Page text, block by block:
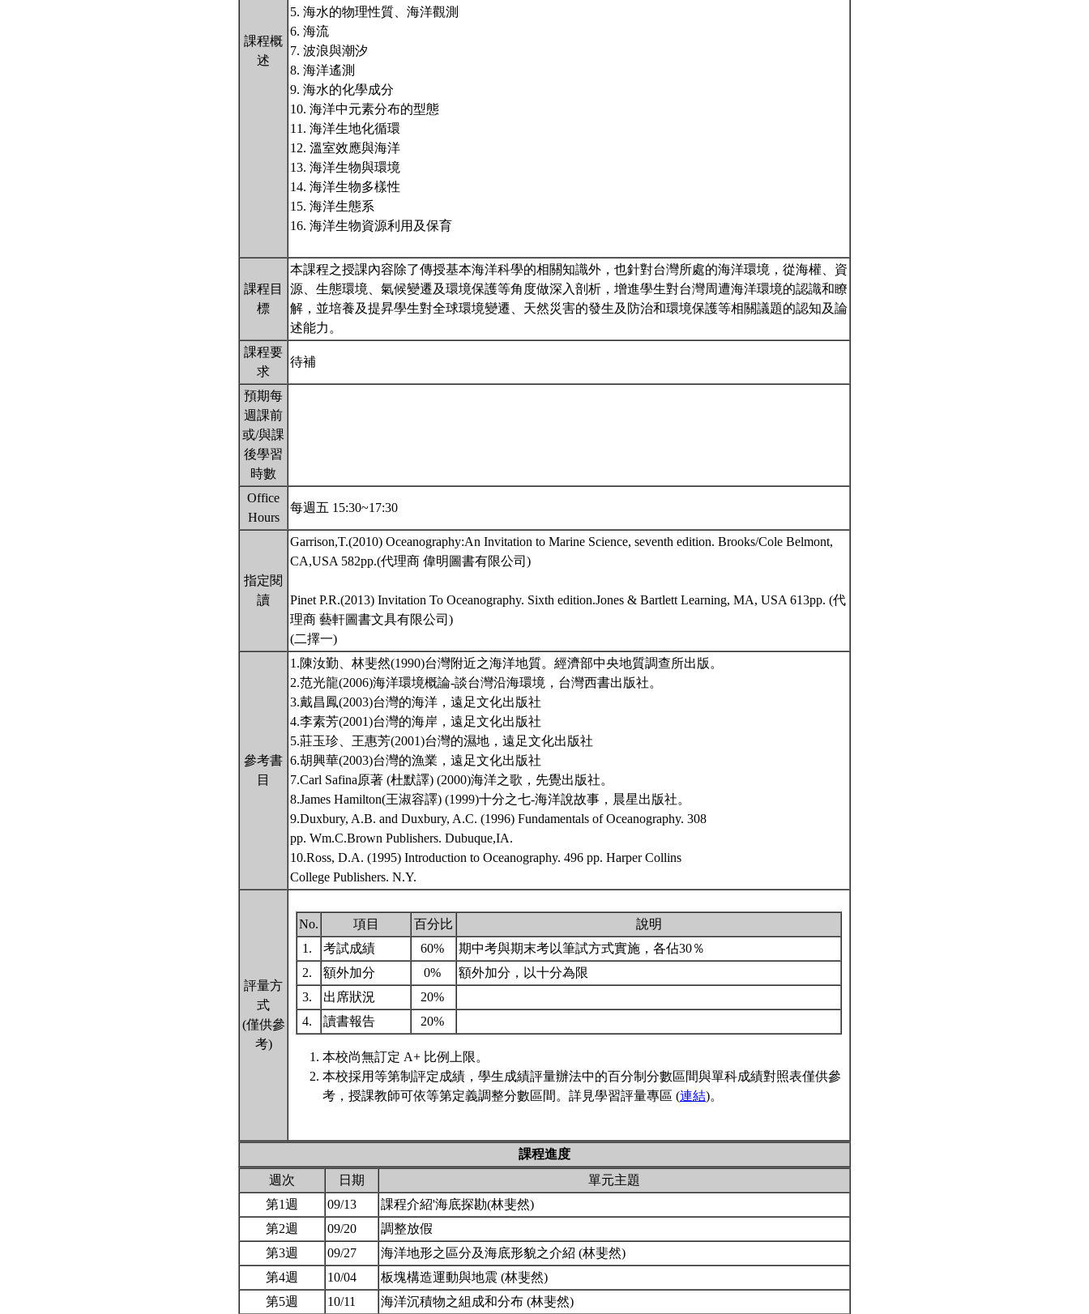
課程概
述
5. 海水的物理性質、海洋觀測
6. 海流
7. 波浪與潮汐
8. 海洋遙測
9. 海水的化學成分
10. 海洋中元素分布的型態
11. 海洋生地化循環
12. 溫室效應與海洋
13. 海洋生物與環境
14. 海洋生物多樣性
15. 海洋生態系
16. 海洋生物資源利用及保育
課程目
標
本課程之授課內容除了傳授基本海洋科學的相關知識外，也針對台灣所處的海洋環境，從海權、資
源、生態環境、氣候變遷及環境保護等角度做深入剖析，增進學生對台灣周遭海洋環境的認識和瞭
解，並培養及提昇學生對全球環境變遷、天然災害的發生及防治和環境保護等相關議題的認知及論
述能力。
課程要
求
待補
預期每
週課前
或/與課
後學習
時數
Office
Hours
每週五 15:30~17:30
指定閱
讀
Garrison,T.(2010) Oceanography:An Invitation to Marine Science, seventh edition. Brooks/Cole Belmont,
CA,USA 582pp.(代理商 偉明圖書有限公司)
Pinet P.R.(2013) Invitation To Oceanography. Sixth edition.Jones & Bartlett Learning, MA, USA 613pp. (代
理商 藝軒圖書文具有限公司)
(二擇一)
參考書
目
1.陳汝勤、林斐然(1990)台灣附近之海洋地質。經濟部中央地質調查所出版。
2.范光龍(2006)海洋環境概論-談台灣沿海環境，台灣西書出版社。
3.戴昌鳳(2003)台灣的海洋，遠足文化出版社
4.李素芳(2001)台灣的海岸，遠足文化出版社
5.莊玉珍、王惠芳(2001)台灣的濕地，遠足文化出版社
6.胡興華(2003)台灣的漁業，遠足文化出版社
7.Carl Safina原著 (杜默譯) (2000)海洋之歌，先覺出版社。
8.James Hamilton(王淑容譯) (1999)十分之七-海洋說故事，晨星出版社。
9.Duxbury, A.B. and Duxbury, A.C. (1996) Fundamentals of Oceanography. 308
pp. Wm.C.Brown Publishers. Dubuque,IA.
10.Ross, D.A. (1995) Introduction to Oceanography. 496 pp. Harper Collins
College Publishers. N.Y.
評量方
式
(僅供參
考)
No. 項目 百分比
說明
1.
考試成績 60%
期中考與期末考以筆試方式實施，各佔30％
2.
額外加分 0%
額外加分，以十分為限
3.
出席狀況
20%
4.
讀書報告 20%
本校尚無訂定 A+ 比例上限。
本校採用等第制評定成績，學生成績評量辦法中的百分制分數區間與單科成績對照表僅供參
考，授課教師可依等第定義調整分數區間。詳見學習評量專區 (連結)。
課程進度
週次
日期
單元主題
第1週
09/13
課程介紹'海底探勘(林斐然)
第2週
09/20
調整放假
第3週
09/27
海洋地形之區分及海底形貌之介紹 (林斐然)
第4週
10/04
板塊構造運動與地震 (林斐然)
第5週
10/11 海洋沉積物之組成和分布 (林斐然)